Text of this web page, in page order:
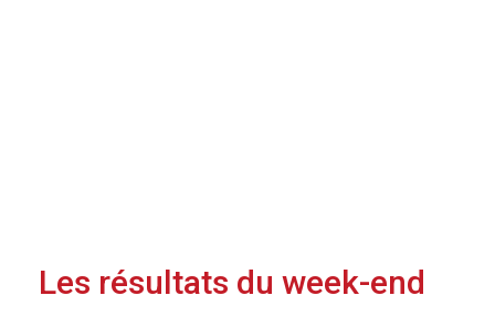
Les résultats du week-end